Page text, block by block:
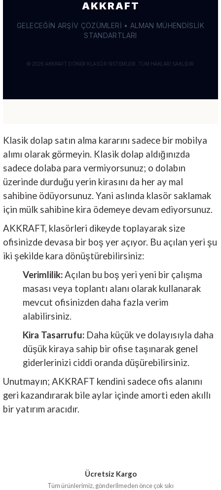
Klasik dolap satın alma kararını sadece bir mobilya
alımı olarak görmeyin. Klasik dolap aldığınızda
sadece dolaba para vermiyorsunuz; o dolabın
üzerinde durduğu yerin kirasını da her ay mal
sahibine ödüyorsunuz. Yani aslında klasör saklamak
için mülk sahibine kira ödemeye devam ediyorsunuz.
AKKRAFT, klasörleri dikeyde toplayarak size
ofisinizde devasa bir boş yer açıyor. Bu açılan yeri şu
iki şekilde kara dönüştürebilirsiniz:
Verimlilik:Açılan bu boş yeri yeni bir çalışma
masası veya toplantı alanı olarak kullanarak
mevcut ofisinizden daha fazla verim
alabilirsiniz.
Kira Tasarrufu: Daha küçük ve dolayısıyla daha
düşük kiraya sahip bir ofise taşınarak genel
giderlerinizi ciddi oranda düşürebilirsiniz.
Unutmayın; AKKRAFT kendini sadece ofis alanını
geri kazandırarak bile aylar içinde amorti eden akıllı
bir yatırım aracıdır.
Ücretsiz Kargo
Tüm ürünlerimiz, gönderilmeden önce çok sıkı